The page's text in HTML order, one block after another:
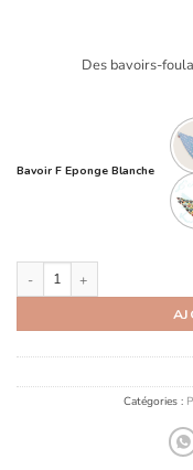
Des bavoirs-
Bavoir F Eponge Blanche
quantité de Bavoir Foulard
Catégories :